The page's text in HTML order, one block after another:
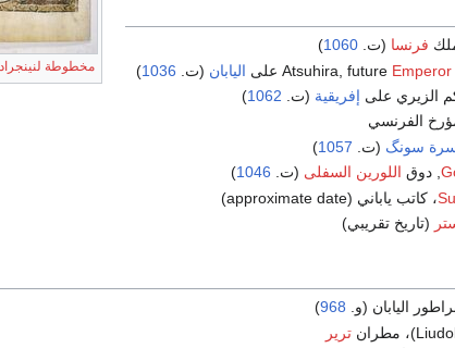
مخطوطة لنينجراد
فرنسا (ت.1060
)
على اليابان (ت. 1036
)
الزيري على إفريقية (ت. 1062
)
الفرنسي
سونگ (ت. 1057
)
اللورين السفلى (ت. 1046
)
، كاتب ياباني (approximate date)
(تاريخ تقريبي)
اليابان (و. 968
)
ترير